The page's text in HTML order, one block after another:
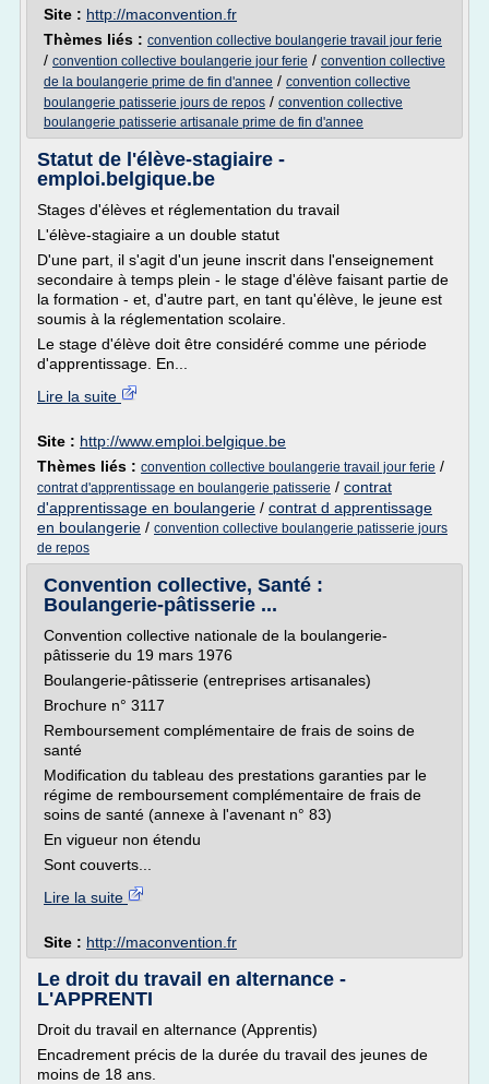
Site : http://maconvention.fr
Thèmes liés : convention collective boulangerie travail jour ferie
/ convention collective boulangerie jour ferie / convention collective
de la boulangerie prime de fin d'annee / convention collective
boulangerie patisserie jours de repos / convention collective
boulangerie patisserie artisanale prime de fin d'annee
Statut de l'élève-stagiaire -
emploi.belgique.be
Stages d'élèves et réglementation du travail
L'élève-stagiaire a un double statut
D'une part, il s'agit d'un jeune inscrit dans l'enseignement
secondaire à temps plein - le stage d'élève faisant partie de
la formation - et, d'autre part, en tant qu'élève, le jeune est
soumis à la réglementation scolaire.
Le stage d'élève doit être considéré comme une période
d'apprentissage. En...
Lire la suite
Site : http://www.emploi.belgique.be
Thèmes liés : convention collective boulangerie travail jour ferie /
contrat d'apprentissage en boulangerie patisserie / contrat
d'apprentissage en boulangerie / contrat d apprentissage
en boulangerie / convention collective boulangerie patisserie jours
de repos
Convention collective, Santé :
Boulangerie-pâtisserie ...
Convention collective nationale de la boulangerie-
pâtisserie du 19 mars 1976
Boulangerie-pâtisserie (entreprises artisanales)
Brochure n° 3117
Remboursement complémentaire de frais de soins de
santé
Modification du tableau des prestations garanties par le
régime de remboursement complémentaire de frais de
soins de santé (annexe à l'avenant n° 83)
En vigueur non étendu
Sont couverts...
Lire la suite
Site : http://maconvention.fr
Le droit du travail en alternance -
L'APPRENTI
Droit du travail en alternance (Apprentis)
Encadrement précis de la durée du travail des jeunes de
moins de 18 ans.